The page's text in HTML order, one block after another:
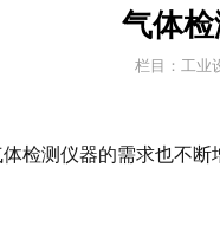
气体
栏目：工业
检测仪器的需求也不